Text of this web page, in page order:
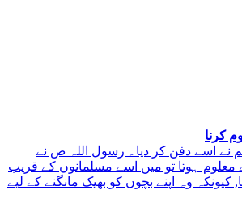
کرنا
نے اسے دفن کر دیا۔ رسول اللہ ص نے
معلوم ہوتا تو میں اسے مسلمانوں کے قریب
کیونکہ وہ اپنے بچوں کو بھیک مانگنے کے لیے